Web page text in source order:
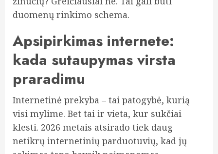
duomenų rinkimo schema.
Apsipirkimas internete:
kada sutaupymas virsta
praradimu
Internetinė prekyba – tai patogybė, kurią
visi mylime. Bet tai ir vieta, kur sukčiai
klesti. 2026 metais atsirado tiek daug
netikrų internetinių parduotuvių, kad jų